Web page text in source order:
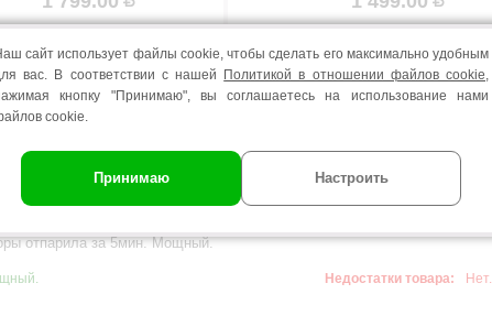
TEFAL GV9620E0
отпарила за 5мин. Мощный.
Недостатки товара: Нет.
сайт использует файлы cookie, чтобы сделать его максимально удобным
вас. В соответствии с нашей Политикой в отношении файлов cookie
кнопку "Принимаю", вы соглашаетесь на использование нами
cookie.
Принимаю Настроить